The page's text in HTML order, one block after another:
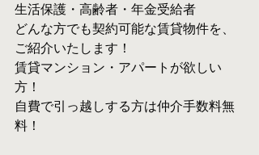
生活保護・高齢者・年金受給者
​どんな方でも契約可能な賃貸物件を、
ご紹介いたします！
賃貸マンション・アパートが欲しい
方！
自費で引っ越しする方は仲介手数料無
料！